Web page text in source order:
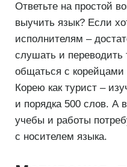
Ответьте на простой
выучить язык? Если
исполнителям –
слушать и переводить
общаться с
Корею как турист –
и порядка 500 слов. А
учебы и работы
с носителем языка.